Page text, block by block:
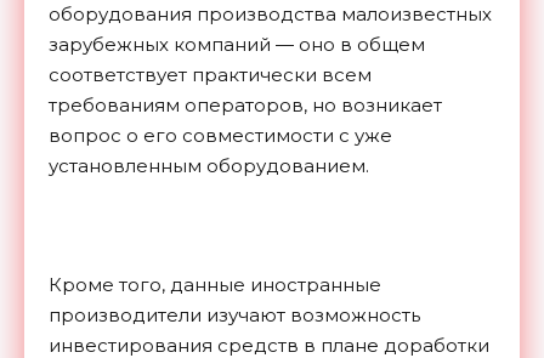
оборудования производства малоизвестных
зарубежных компаний — оно в общем
соответствует практически всем
требованиям операторов, но возникает
вопрос о его совместимости с уже
установленным оборудованием.
Кроме того, данные иностранные
производители изучают возможность
инвестирования средств в плане доработки